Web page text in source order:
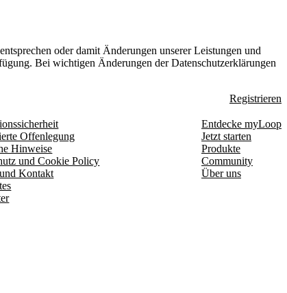
oder damit Änderungen unserer Leistungen und
Bei wichtigen Änderungen der Datenschutzerklärungen
Registrieren
Offenlegung
Hinweise
und Cookie Policy
Kontakt
Entdecke myLoop
Jetzt starten
Produkte
Community
Über uns